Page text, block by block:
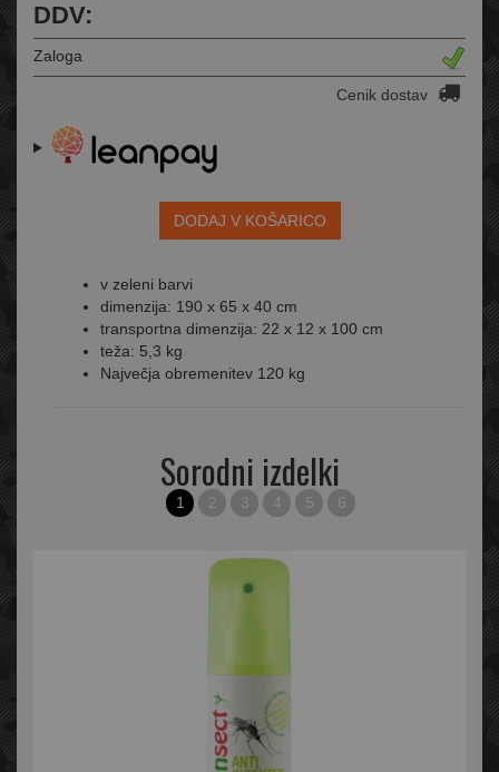
DDV:
Zaloga
Cenik dostav
DODAJ V KOŠARICO
v zeleni barvi
dimenzija: 190 x 65 x 40 cm
transportna dimenzija: 22 x 12 x 100 cm
teža: 5,3 kg
Največja obremenitev 120 kg
Sorodni izdelki
1 2 3 4 5 6